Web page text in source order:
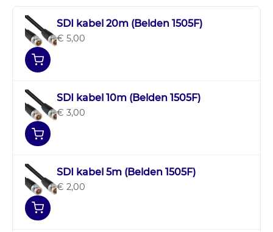
SDI kabel 20m (Belden 1505F)
€ 5,00
SDI kabel 10m (Belden 1505F)
€ 3,00
SDI kabel 5m (Belden 1505F)
€ 2,00